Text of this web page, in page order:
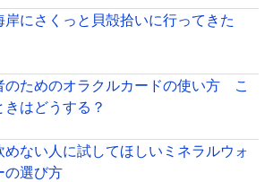
岸にさくっと貝殻拾いに行ってきた
のためのオラクルカードの使い方 こ
きはどうする？
めない人に試してほしいミネラルウォ
の選び方